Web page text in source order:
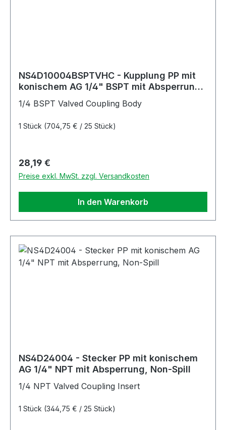
NS4D10004BSPTVHC - Kupplung PP mit
konischem AG 1/4" BSPT mit Absperrung,
C® Feder
1/4 BSPT Valved Coupling Body
1 Stück (704,75 € / 25 Stück)
Regulärer Preis:
28,19 €
Preise exkl. MwSt. zzgl. Versandkosten
In den Warenkorb
NS4D24004 - Stecker PP mit konischem
AG 1/4" NPT mit Absperrung, Non-Spill
1/4 NPT Valved Coupling Insert
1 Stück (344,75 € / 25 Stück)